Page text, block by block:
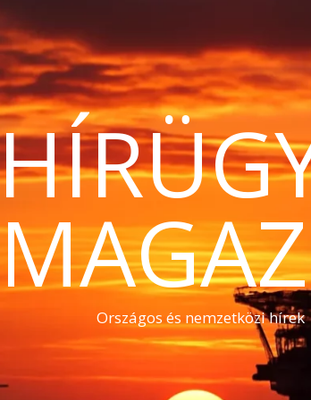
Országos és nemzetközi hírek